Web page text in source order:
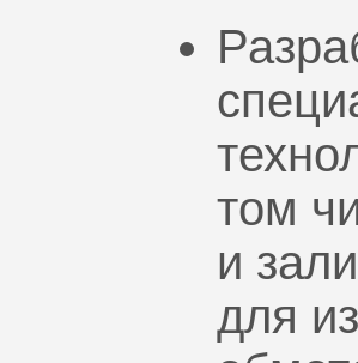
том
и
для